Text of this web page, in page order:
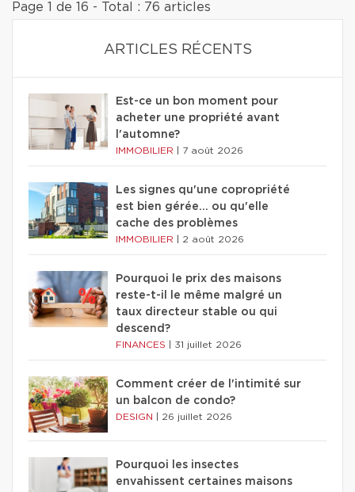
Page 1 de 16 - Total : 76 articles
ARTICLES RÉCENTS
Est-ce un bon moment pour
acheter une propriété avant
l'automne?
IMMOBILIER 7 août 2026
Les signes qu'une copropriété
est bien gérée… ou qu'elle
cache des problèmes
IMMOBILIER 2 août 2026
Pourquoi le prix des maisons
reste-t-il le même malgré un
taux directeur stable ou qui
descend?
FINANCES 31 juillet 2026
Comment créer de l'intimité sur
un balcon de condo?
DESIGN 26 juillet 2026
Pourquoi les insectes
envahissent certaines maisons